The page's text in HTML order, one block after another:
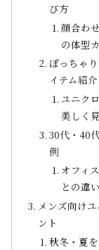
び方
顔合わ
の体型
ぽっちゃ
イテム紹介
ユニク
美しく
30代・40
例
オフィ
との違
メンズ向け
ント
秋冬・夏